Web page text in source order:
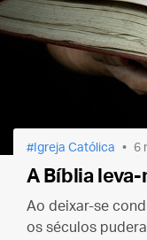
Igreja Católica 6
A Bíblia leva-
Ao deixar-se
os séculos